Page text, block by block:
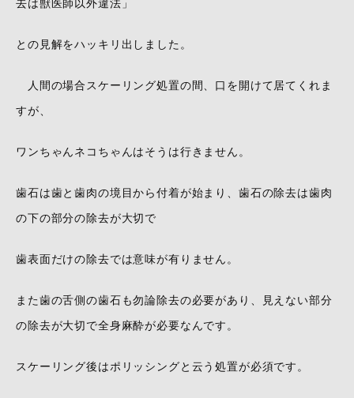
去は獣医師以外違法」
との見解をハッキリ出しました。
人間の場合スケーリング処置の間、口を開けて居てくれま
すが、
ワンちゃんネコちゃんはそうは行きません。
歯石は歯と歯肉の境目から付着が始まり、歯石の除去は歯肉
の下の部分の除去が大切で
歯表面だけの除去では意味が有りません。
また歯の舌側の歯石も勿論除去の必要があり、見えない部分
の除去が大切で全身麻酔が必要なんです。
スケーリング後はポリッシングと云う処置が必須です。